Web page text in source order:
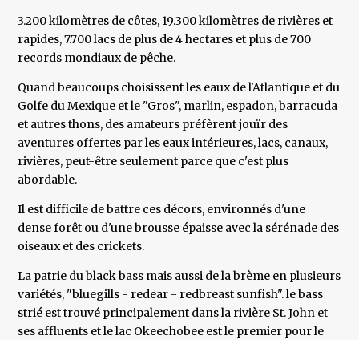
3.200 kilomètres de côtes, 19.300 kilomètres de rivières et
rapides, 7.700 lacs de plus de 4 hectares et plus de 700
records mondiaux de pêche.
Quand beaucoups choisissent les eaux de l'Atlantique et du
Golfe du Mexique et le "Gros", marlin, espadon, barracuda
et autres thons, des amateurs préfèrent jouïr des
aventures offertes par les eaux intérieures, lacs, canaux,
rivières, peut-être seulement parce que c'est plus
abordable.
Il est difficile de battre ces décors, environnés d'une
dense forêt ou d'une brousse épaisse avec la sérénade des
oiseaux et des crickets.
La patrie du black bass mais aussi de la brème en plusieurs
variétés, "bluegills - redear - redbreast sunfish". le bass
strié est trouvé principalement dans la rivière St. John et
ses affluents et le lac Okeechobee est le premier pour le